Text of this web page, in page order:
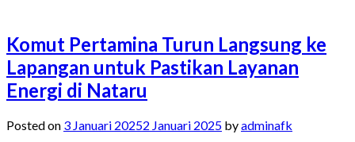
Komut Pertamina Turun Langsung ke
Lapangan untuk Pastikan Layanan
Energi di Nataru
Posted on 3 Januari 20252 Januari 2025 byadminafk